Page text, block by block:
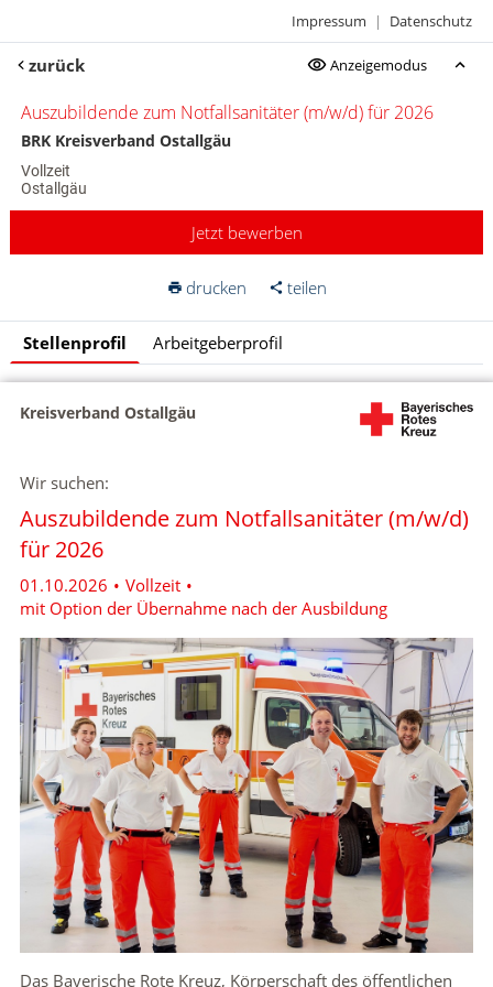
Impressum | Datenschutz
zurück Anzeigemodus
Auszubildende zum Notfallsanitäter (m/w/d) für 2026
BRK Kreisverband Ostallgäu
Vollzeit
Ostallgäu
Jetzt bewerben
drucken teilen
Stellenprofil Arbeitgeberprofil
Karte anzeigen